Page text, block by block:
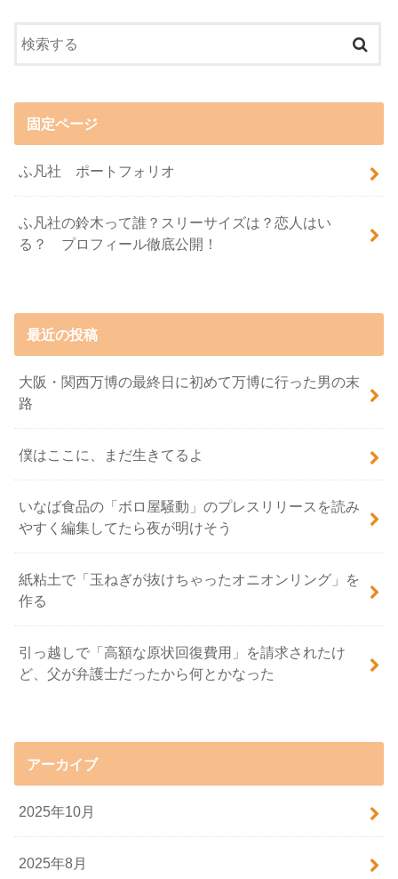
固定ページ
ふ凡社 ポートフォリオ
ふ凡社の鈴木って誰？スリーサイズは？恋人はい
る？ プロフィール徹底公開！
最近の投稿
大阪・関西万博の最終日に初めて万博に行った男の末
路
僕はここに、まだ生きてるよ
いなば食品の「ボロ屋騒動」のプレスリリースを読み
やすく編集してたら夜が明けそう
紙粘土で「玉ねぎが抜けちゃったオニオンリング」を
作る
引っ越しで「高額な原状回復費用」を請求されたけ
ど、父が弁護士だったから何とかなった
アーカイブ
2025年10月
2025年8月